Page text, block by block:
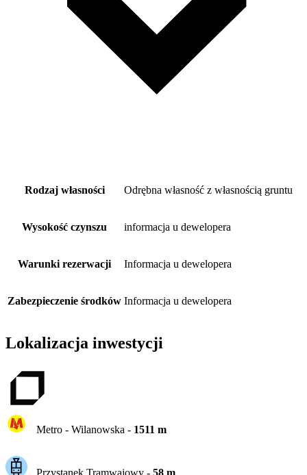
Rodzaj własności Odrębna własność z własnością gruntu
Wysokość czynszu informacja u dewelopera
Warunki rezerwacji Informacja u dewelopera
Zabezpieczenie środków Informacja u dewelopera
Lokalizacja inwestycji
Metro - Wilanowska - 1511 m
Przystanek Tramwajowy - 58m